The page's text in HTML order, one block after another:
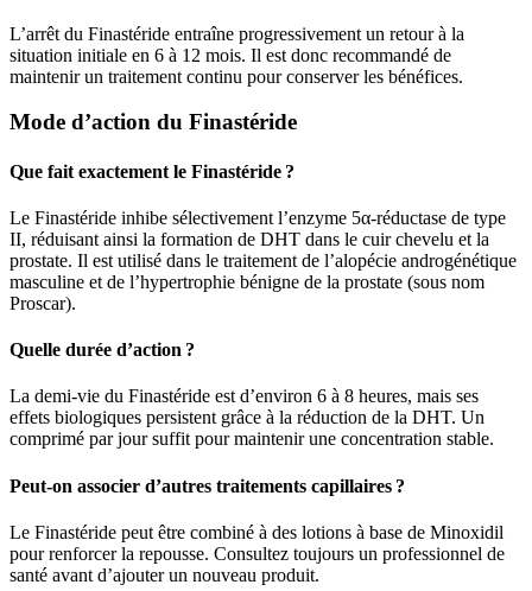
L’arrêt du Finastéride entraîne progressivement un retour à la
situation initiale en 6 à 12 mois. Il est donc recommandé de
maintenir un traitement continu pour conserver les bénéfices.
Mode d’action du Finastéride
Que fait exactement le Finastéride ?
Le Finastéride inhibe sélectivement l’enzyme 5α-réductase de type
II, réduisant ainsi la formation de DHT dans le cuir chevelu et la
prostate. Il est utilisé dans le traitement de l’alopécie androgénétique
masculine et de l’hypertrophie bénigne de la prostate (sous nom
Proscar).
Quelle durée d’action ?
La demi-vie du Finastéride est d’environ 6 à 8 heures, mais ses
effets biologiques persistent grâce à la réduction de la DHT. Un
comprimé par jour suffit pour maintenir une concentration stable.
Peut-on associer d’autres traitements capillaires ?
Le Finastéride peut être combiné à des lotions à base de Minoxidil
pour renforcer la repousse. Consultez toujours un professionnel de
santé avant d’ajouter un nouveau produit.